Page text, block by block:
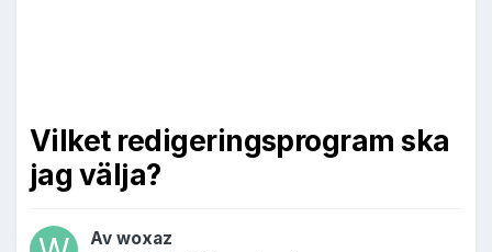
Vilket redigeringsprogram ska
jag välja?
Av woxaz